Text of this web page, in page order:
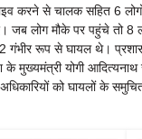
करने से चालक सहित 6 लोगों
जब लोग मौके पर पहुंचे तो 8
गंभीर रूप से घायल थे।
मुख्यमंत्री योगी
को घायलों के